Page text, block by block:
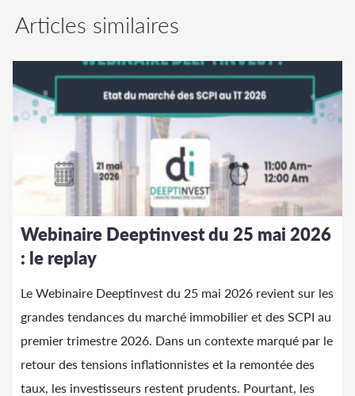
Articles similaires
Webinaire Deeptinvest du 25 mai 2026
: le replay
Le Webinaire Deeptinvest du 25 mai 2026 revient sur les
grandes tendances du marché immobilier et des SCPI au
premier trimestre 2026. Dans un contexte marqué par le
retour des tensions inflationnistes et la remontée des
taux, les investisseurs restent prudents. Pourtant, les